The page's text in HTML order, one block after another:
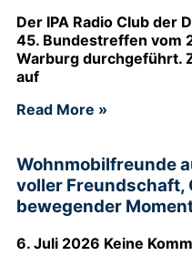
Der IPA Radio Club der
45. Bundestreffen vom
Warburg durchgeführt.
auf
Read More »
Wohnmobilfreunde
voller Freundschaft,
bewegender
6. Juli 2026 Keine